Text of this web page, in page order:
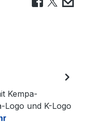
Kempa-
Logo und K-Logo